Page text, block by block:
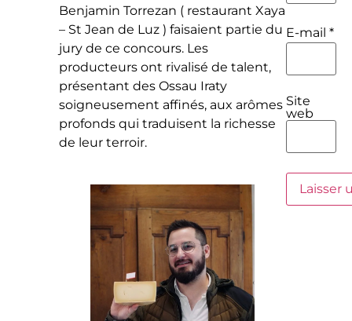
Benjamin Torrezan ( restaurant Xaya
– St Jean de Luz ) faisaient partie du
jury de ce concours. Les
producteurs ont rivalisé de talent,
présentant des Ossau Iraty
soigneusement affinés, aux arômes
profonds qui traduisent la richesse
de leur terroir.
E-mail*
Site
web